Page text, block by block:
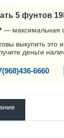
5 фунтов
— максимальная
выкупить это
деньги
6660